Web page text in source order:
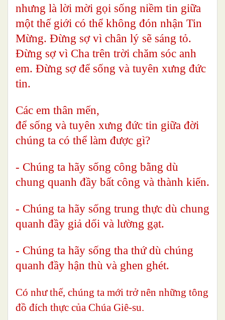
nhưng là lời mời gọi sống niềm tin giữa
một thế giới có thể không đón nhận Tin
Mừng. Đừng sợ vì chân lý sẽ sáng tỏ.
Đừng sợ vì Cha trên trời chăm sóc anh
em. Đừng sợ để sống và tuyên xưng đức
tin.
Các em thân mến,
để sống và tuyên xưng đức tin giữa đời
chúng ta có thể làm được gì?
- Chúng ta hãy sống công bằng dù
chung quanh đầy bất công và thành kiến.
- Chúng ta hãy sống trung thực dù chung
quanh đầy giả dối và lường gạt.
- Chúng ta hãy sống tha thứ dù chúng
quanh đầy hận thù và ghen ghét.
Có như thế, chúng ta mới trở nên những tông
đồ đích thực của Chúa Giê-su.